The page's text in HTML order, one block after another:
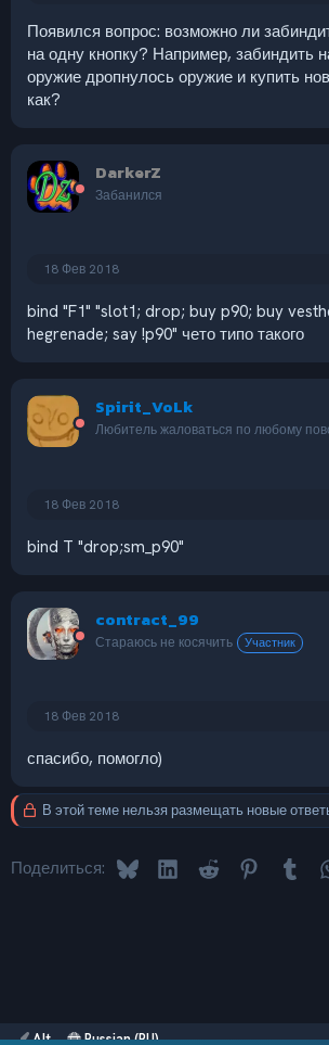
Появился вопрос: возможно ли
на одну кнопку? Например, забиндить
оружие дропнулось оружие и купить
как?
DarkerZ
Забанился
18 Фев 2018
bind "F1" "slot1; drop; buy p90; buy
hegrenade; say !p90" чето типо такого
Spirit_VoLk
Любитель жаловаться по любому
18 Фев 2018
bind T "drop;sm_p90"
contract_99
Стараюсь не косячить Участник
18 Фев 2018
спасибо, помогло)
В этой теме нельзя размещать новые
Поделиться: Bluesky LinkedInReddit Pinterest
Alt Russian (RU)